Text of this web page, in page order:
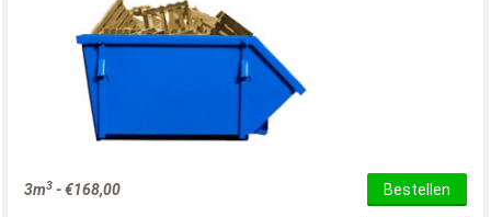
3m3 -€168,00 Bestellen